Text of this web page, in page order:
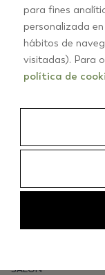
PRODUITS
RECTANGULAIRES
CROIX
SALON
para fines
personalizada
hábitos de
visitadas). Para
política de